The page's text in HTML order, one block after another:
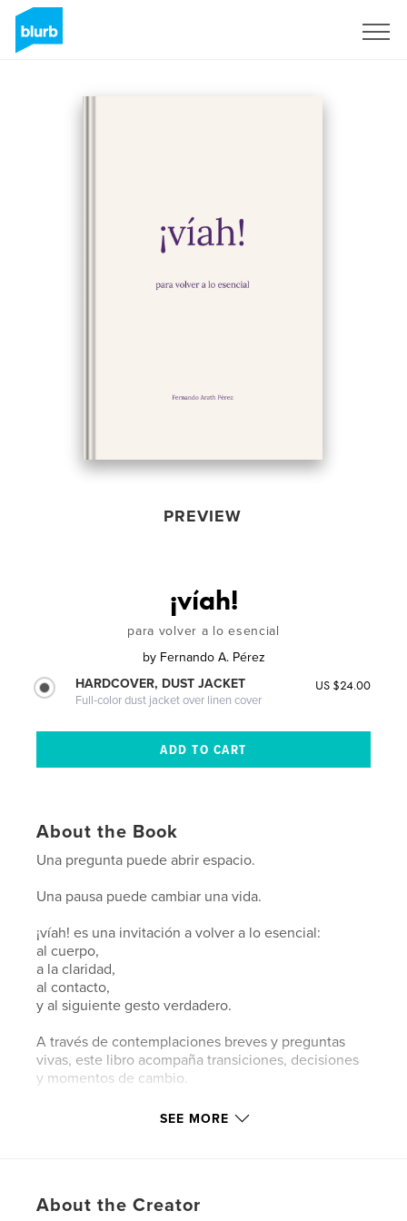
PREVIEW
¡víah!
para volver a lo esencial
by Fernando A. Pérez
HARDCOVER, DUST JACKET
Full-color dust jacket over linen cover
US $24.00
About the Book
Una pregunta puede abrir espacio.
Una pausa puede cambiar una vida.
¡víah! es una invitación a volver a lo esencial:
al cuerpo,
a la claridad,
al contacto,
y al siguiente gesto verdadero.
A través de contemplaciones breves y preguntas
vivas, este libro acompaña transiciones, decisiones
y momentos de cambio.
No ofrece respuestas.SEE MORE
About the Creator